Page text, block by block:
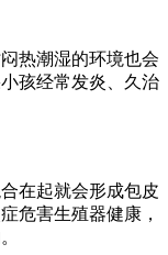
热潮湿的环境也会
孩经常发炎、久治
在起就会形成包皮
危害生殖器健康，